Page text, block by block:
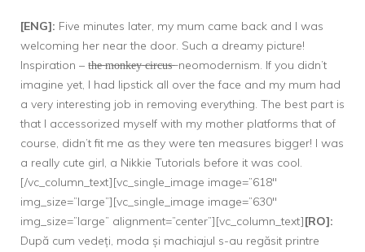
[ENG]: Five minutes later, my mum came back and I was
welcoming her near the door. Such a dreamy picture!
Inspiration – t̶h̶e̶ ̶m̶o̶n̶k̶e̶y̶ ̶c̶i̶r̶c̶u̶s̶ ̶ neomodernism. If you didn’t
imagine yet, I had lipstick all over the face and my mum had
a very interesting job in removing everything. The best part is
that I accessorized myself with my mother platforms that of
course, didn’t fit me as they were ten measures bigger! I was
a really cute girl, a Nikkie Tutorials before it was cool.
[/vc_column_text][vc_single_image image=”618″
img_size=”large”][vc_single_image image=”630″
img_size=”large” alignment=”center”][vc_column_text][RO]:
După cum vedeți, moda și machiajul s-au regăsit printre